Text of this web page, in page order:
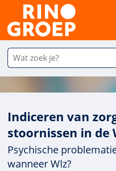
Indiceren van
stoornissen in de
Psychische
wanneer Wlz?